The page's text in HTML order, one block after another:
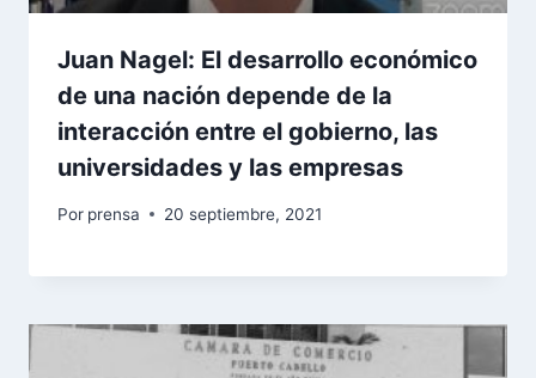
Juan Nagel: El desarrollo económico
de una nación depende de la
interacción entre el gobierno, las
universidades y las empresas
Por prensa 20 septiembre, 2021